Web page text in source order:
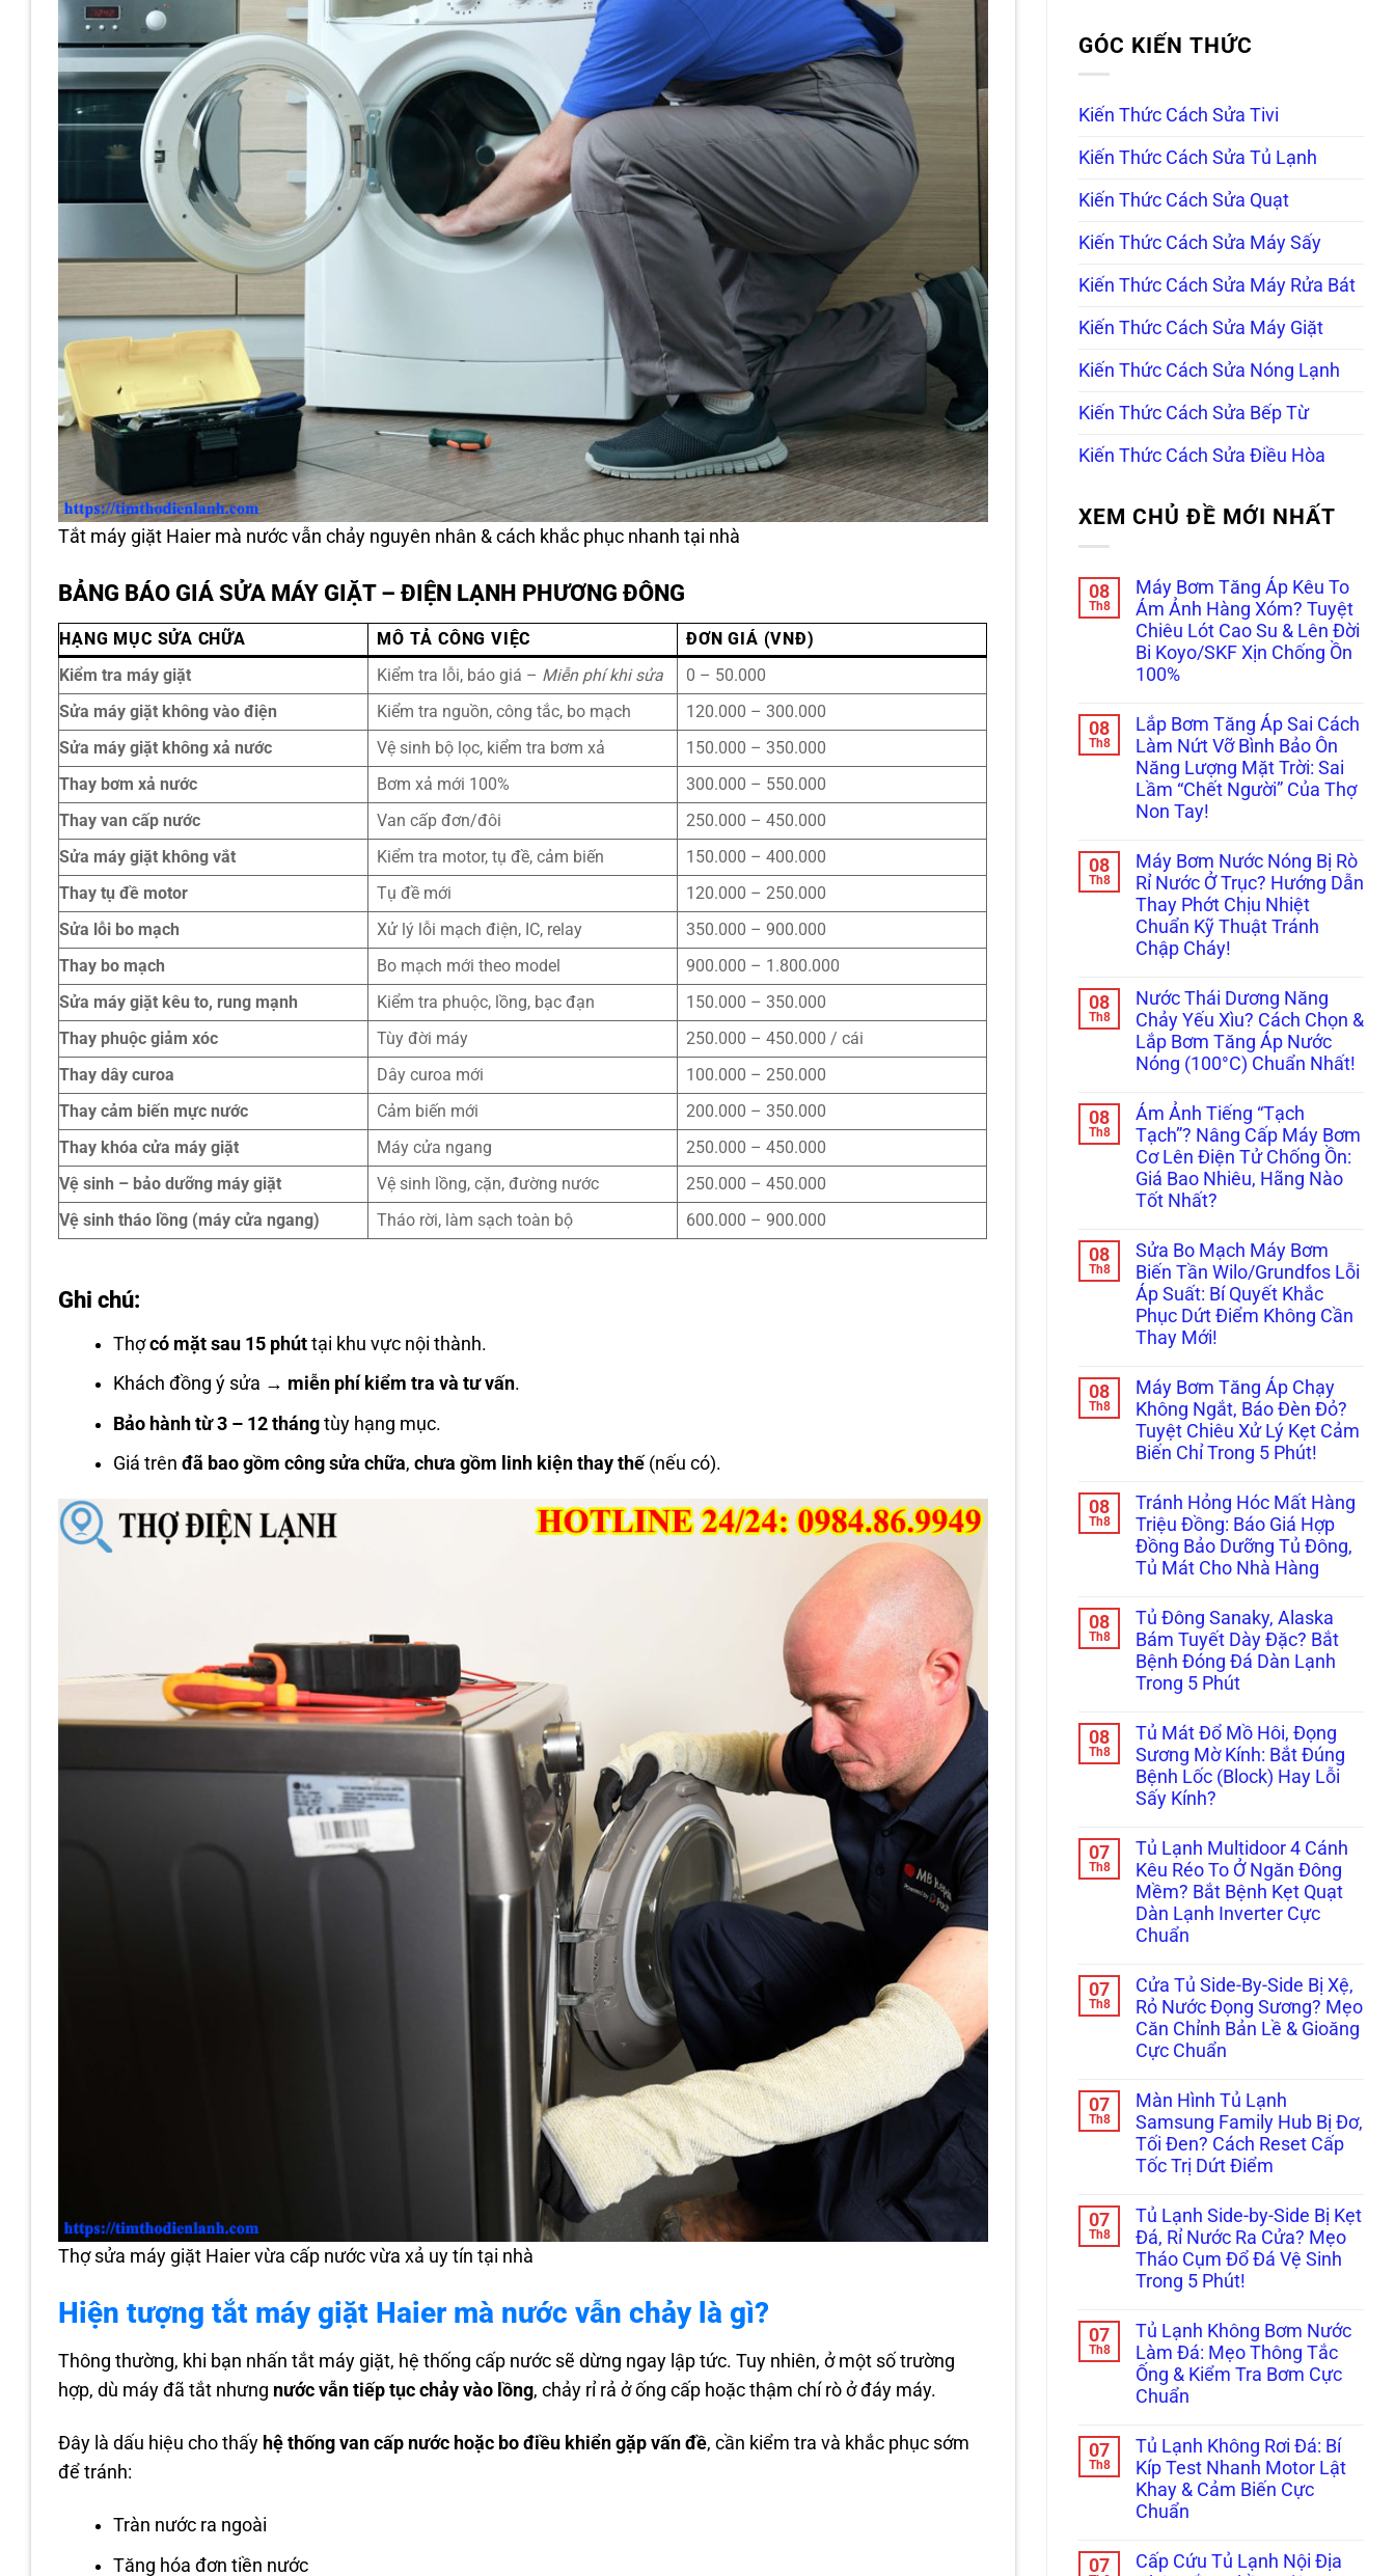
Tắt máy giặt Haier mà nước vẫn chảy nguyên nhân & cách khắc phục nhanh tại nhà
BẢNG BÁO GIÁ SỬA MÁY GIẶT – ĐIỆN LẠNH PHƯƠNG ĐÔNG
HẠNG MỤC SỬA CHỮA MÔ TẢ CÔNG VIỆC
ĐƠN GIÁ (VNĐ)
Kiểm tra máy giặt
Kiểm tra lỗi, báo giá – Miễn phí khi sửa
0 – 50.000
Sửa máy giặt không vào điện
Kiểm tra nguồn, công tắc, bo mạch
120.000 – 300.000
Sửa máy giặt không xả nước
Vệ sinh bộ lọc, kiểm tra bơm xả
150.000 – 350.000
Thay bơm xả nước
Bơm xả mới 100%
300.000 – 550.000
Thay van cấp nước
Van cấp đơn/đôi
250.000 – 450.000
Sửa máy giặt không vắt
Kiểm tra motor, tụ đề, cảm biến
150.000 – 400.000
Thay tụ đề motor
Tụ đề mới
120.000 – 250.000
Sửa lỗi bo mạch
Xử lý lỗi mạch điện, IC, relay
350.000 – 900.000
Thay bo mạch
Bo mạch mới theo model
900.000 – 1.800.000
Sửa máy giặt kêu to, rung mạnh
Kiểm tra phuộc, lồng, bạc đạn
150.000 – 350.000
Thay phuộc giảm xóc
Tùy đời máy
250.000 – 450.000 / cái
Thay dây curoa
Dây curoa mới
100.000 – 250.000
Thay cảm biến mực nước
Cảm biến mới
200.000 – 350.000
Thay khóa cửa máy giặt
Máy cửa ngang
250.000 – 450.000
Vệ sinh – bảo dưỡng máy giặt
Vệ sinh lồng, cặn, đường nước
250.000 – 450.000
Vệ sinh tháo lồng (máy cửa ngang)
Tháo rời, làm sạch toàn bộ 600.000 – 900.000
Ghi chú:
Thợcó mặt sau 15 phút tại khu vực nội thành.
Khách đồng ý sửa → miễn phí kiểm tra và tư vấn.
Bảo hành từ 3 – 12 tháng tùy hạng mục.
Giá trênđã bao gồm công sửa chữa,chưa gồm linh kiện thay thế (nếu có).
Thợ sửa máy giặt Haier vừa cấp nước vừa xả uy tín tại nhà
Hiện tượng tắt máy giặt Haier mà nước vẫn chảy là gì?
Thông thường, khi bạn nhấn tắt máy giặt, hệ thống cấp nước sẽ dừng ngay lập tức. Tuy nhiên, ở một số trường
hợp, dù máy đã tắt nhưng nước vẫn tiếp tục chảy vào lồng, chảy rỉ rả ở ống cấp hoặc thậm chí rò ở đáy máy.
Đây là dấu hiệu cho thấy hệ thống van cấp nước hoặc bo điều khiển gặp vấn đề, cần kiểm tra và khắc phục sớm
để tránh:
Tràn nước ra ngoài
Tăng hóa đơn tiền nước
GÓC KIẾN THỨC
Kiến Thức Cách Sửa Tivi
Kiến Thức Cách Sửa Tủ Lạnh
Kiến Thức Cách Sửa Quạt
Kiến Thức Cách Sửa Máy Sấy
Kiến Thức Cách Sửa Máy Rửa Bát
Kiến Thức Cách Sửa Máy Giặt
Kiến Thức Cách Sửa Nóng Lạnh
Kiến Thức Cách Sửa Bếp Từ
Kiến Thức Cách Sửa Điều Hòa
XEM CHỦ ĐỀ MỚI NHẤT
08
Th8
Máy Bơm Tăng Áp Kêu To
Ám Ảnh Hàng Xóm? Tuyệt
Chiêu Lót Cao Su & Lên Đời
Bi Koyo/SKF Xịn Chống Ồn
100%
bình
luận
ở
Máy
Bơm
Tăng
Áp
Ám
Ảnh
Hàng
Xóm?
Tuyệt
Chiêu
Lót
Cao
Lên
Đời
Bi
Koyo/SKF
Xịn
Chống
100%
08
Th8
Lắp Bơm Tăng Áp Sai Cách
Làm Nứt Vỡ Bình Bảo Ôn
Năng Lượng Mặt Trời: Sai
Lầm “Chết Người” Của Thợ
Non Tay!
bình
luận
ở
Lắp
Bơm
Tăng
Áp
Làm
Nứt
Vỡ
Bình
Bảo
Ôn
Mặt
Trời:
Sai
Lầm
“Chết
Người”
Của
Thợ
Tay!
08
Th8
Máy Bơm Nước Nóng Bị Rò
Rỉ Nước Ở Trục? Hướng Dẫn
Thay Phớt Chịu Nhiệt
Chuẩn Kỹ Thuật Tránh
Chập Cháy!
bình
luận
ở
Máy
Bơm
Nước
Bị
Rò
Rỉ
Nước
Ở
Trục?
Hướng
Dẫn
Chịu
Nhiệt
Chuẩn
Kỹ
Thuật
Tránh
Chập
Cháy!
08
Th8
Nước Thái Dương Năng
Chảy Yếu Xìu? Cách Chọn &
Lắp Bơm Tăng Áp Nước
Nóng (100°C) Chuẩn Nhất!
có
bình
luận
ở
Nước
Thái
Dương
Năng
Xìu?
Cách
Chọn
&
Lắp
Bơm
Tăng
Áp
Nóng
(100°C)
Chuẩn
Nhất!
08
Th8
Ám Ảnh Tiếng “Tạch
Tạch”? Nâng Cấp Máy Bơm
Cơ Lên Điện Tử Chống Ồn:
Giá Bao Nhiêu, Hãng Nào
Tốt Nhất?
bình
luận
ở
Ám
Ảnh
Tiếng
“Tạch
Cấp
Máy
Bơm
Cơ
Lên
Điện
Ồn:
Giá
Bao
Nhiêu,
Hãng
Nào
08
Th8
Sửa Bo Mạch Máy Bơm
Biến Tần Wilo/Grundfos Lỗi
Áp Suất: Bí Quyết Khắc
Phục Dứt Điểm Không Cần
Thay Mới!
bình
luận
ở
Sửa
Bo
Mạch
Bơm
Biến
Tần
Wilo/Grundfos
Lỗi
Áp
Suất:
Quyết
Khắc
Phục
Dứt
Điểm
Không
Cần
Mới!
08
Th8
Máy Bơm Tăng Áp Chạy
Không Ngắt, Báo Đèn Đỏ?
Tuyệt Chiêu Xử Lý Kẹt Cảm
Biến Chỉ Trong 5 Phút!
bình
luận
ở
Máy
Bơm
Tăng
Chạy
Không
Ngắt,
Báo
Đèn
Đỏ?
Tuyệt
Lý
Kẹt
Cảm
Biến
Chỉ
Trong
Phút!
08
Th8
Tránh Hỏng Hóc Mất Hàng
Triệu Đồng: Báo Giá Hợp
Đồng Bảo Dưỡng Tủ Đông,
Tủ Mát Cho Nhà Hàng
bình
luận
ở
Tránh
Hỏng
Hóc
Hàng
Triệu
Đồng:
Báo
Giá
Hợp
Đồng
Dưỡng
Tủ
Đông,
Tủ
Mát
Cho
Nhà
Hàng
08
Th8
Tủ Đông Sanaky, Alaska
Bám Tuyết Dày Đặc? Bắt
Bệnh Đóng Đá Dàn Lạnh
Trong 5 Phút
bình
luận
ở
Tủ
Đông
Sanaky,
Bám
Tuyết
Dày
Đặc?
Bắt
Bệnh
Đóng
Đá
Trong
5
Phút
08
Th8
Tủ Mát Đổ Mồ Hôi, Đọng
Sương Mờ Kính: Bắt Đúng
Bệnh Lốc (Block) Hay Lỗi
Sấy Kính?
bình
luận
ở
Tủ
Mát
Đổ
Mồ
Sương
Mờ
Kính:
Bắt
Đúng
Bệnh
Hay
Lỗi
Sấy
Kính?
07
Th8
Tủ Lạnh Multidoor 4 Cánh
Kêu Réo To Ở Ngăn Đông
Mềm? Bắt Bệnh Kẹt Quạt
Dàn Lạnh Inverter Cực
Chuẩn
bình
luận
ở
Tủ
Lạnh
Multidoor
Cánh
Kêu
Réo
To
Ngăn
Đông
Bắt
Bệnh
Kẹt
Quạt
Dàn
Lạnh
Inverter
Chuẩn
07
Th8
Cửa Tủ Side-By-Side Bị Xệ,
Rỏ Nước Đọng Sương? Mẹo
Căn Chỉnh Bản Lề & Gioăng
Cực Chuẩn
bình
luận
ở
Cửa
Tủ
Side-
Side
Xệ,
Rỏ
Nước
Đọng
Sương?
Căn
Chỉnh
Bản
Lề
&
Gioăng
Cực
07
Th8
Màn Hình Tủ Lạnh
Samsung Family Hub Bị Đơ,
Tối Đen? Cách Reset Cấp
Tốc Trị Dứt Điểm
bình
luận
ở
Màn
Hình
Tủ
Samsung
Family
Hub
Bị
Đơ,
Tối
Đen?
Reset
Cấp
Tốc
Trị
Dứt
Điểm
07
Th8
Tủ Lạnh Side-by-Side Bị Kẹt
Đá, Rỉ Nước Ra Cửa? Mẹo
Tháo Cụm Đổ Đá Vệ Sinh
Trong 5 Phút!
bình
luận
ở
Tủ
Lạnh
Side-
Side
Kẹt
Đá,
Rỉ
Nước
Ra
Mẹo
Tháo
07
Th8
Tủ Lạnh Không Bơm Nước
Làm Đá: Mẹo Thông Tắc
Ống & Kiểm Tra Bơm Cực
Chuẩn
bình
luận
ở
Tủ
Lạnh
Không
Nước
Làm
07
Th8
Tủ Lạnh Không Rơi Đá: Bí
Kíp Test Nhanh Motor Lật
Khay & Cảm Biến Cực
Chuẩn
bình
07
Cấp Cứu Tủ Lạnh Nội Địa